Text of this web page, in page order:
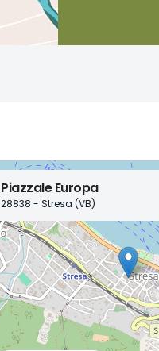
Piazzale Europa
28838 - Stresa (VB)